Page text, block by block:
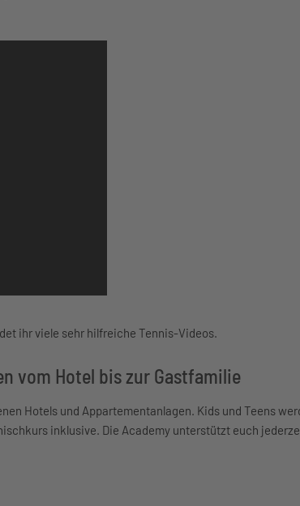
ihr viele sehr hilfreiche Tennis-Videos.
vom Hotel bis zur Gastfamilie
Hotels und Appartementanlagen. Kids und Teens
inklusive. Die Academy unterstützt euch